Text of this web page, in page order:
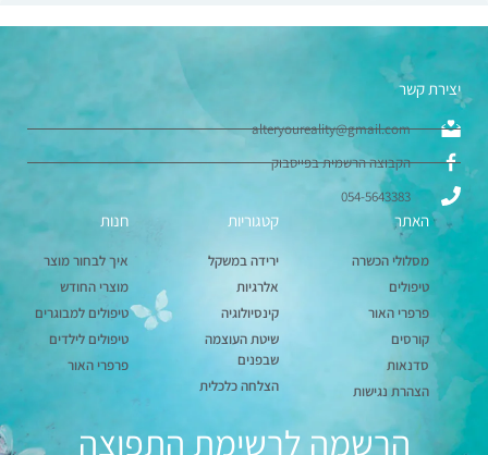
יצירת קשר
alteryoureality@gmail.com
הקבוצה הרשמית בפייסבוק
054-5643383
האתר
מסלולי הכשרה
טיפולים
פרפרי האור
קורסים
סדנאות
הצהרת נגישות
קטגוריות
ירידה במשקל
אלרגיות
קינסיולוגיה
שיטת העוצמה
שבפנים
הצלחה כלכלית
חנות
איך לבחור מוצר
מוצרי החודש
טיפולים למבוגרים
טיפולים לילדים
פרפרי האור
הרשמה לרשימת התפוצה